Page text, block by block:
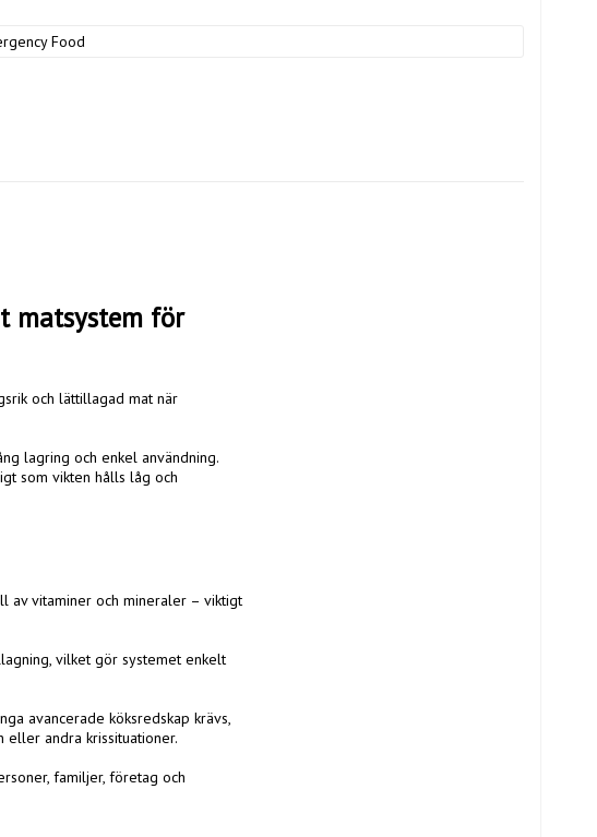
Food
matsystem för
och lättillagad mat när
lagring och enkel användning.
som vikten hålls låg och
av vitaminer och mineraler – viktigt
vilket gör systemet enkelt
avancerade köksredskap krävs,
andra krissituationer.
familjer, företag och